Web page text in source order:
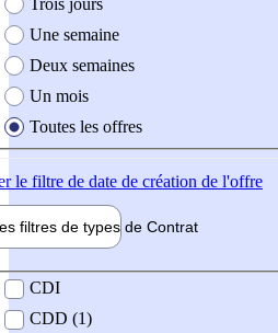
Une semaine
Deux semaines
Un mois
Toutes les offres
le filtre de date de création de l'offre
filtres de types de Contrat
contrat
CDI
CDD (1)